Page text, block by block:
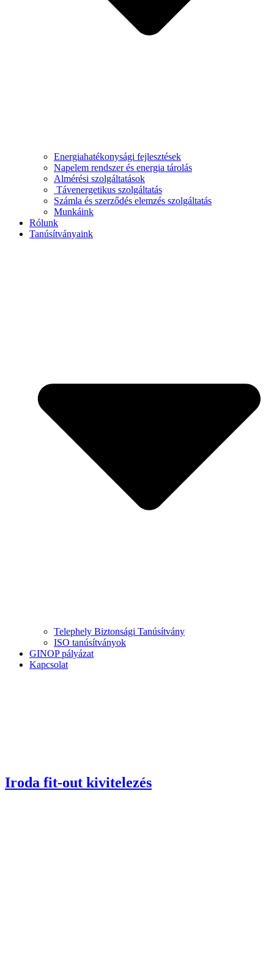
Energiahatékonysági fejlesztések
Napelem rendszer és energia tárolás
Almérési szolgáltatások
Távenergetikus szolgáltatás
Számla és szerződés elemzés szolgáltatás
Munkáink
Rólunk
Tanúsítványaink
Telephely Biztonsági Tanúsítvány
ISO tanúsítványok
GINOP pályázat
Kapcsolat
Iroda fit-out kivitelezés